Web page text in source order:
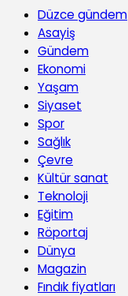
Düzce gündem
Asayiş
Gündem
Ekonomi
Yaşam
Siyaset
Spor
Sağlık
Çevre
Kültür sanat
Teknoloji
Eğitim
Röportaj
Dünya
Magazin
Fındık fiyatları